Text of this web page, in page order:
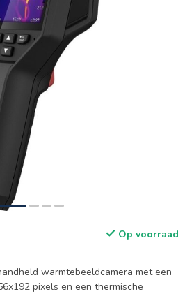
Op voorraad
warmtebeeldcamera met een
pixels en een thermische